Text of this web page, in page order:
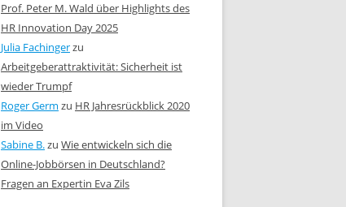
Prof. Peter M. Wald über Highlights des
HR Innovation Day 2025
Julia Fachingerzu
Arbeitgeberattraktivität: Sicherheit ist
wieder Trumpf
Roger Germ zu HR Jahresrückblick 2020
im Video
Sabine B.zu Wie entwickeln sich die
Online-Jobbörsen in Deutschland?
Fragen an Expertin Eva Zils